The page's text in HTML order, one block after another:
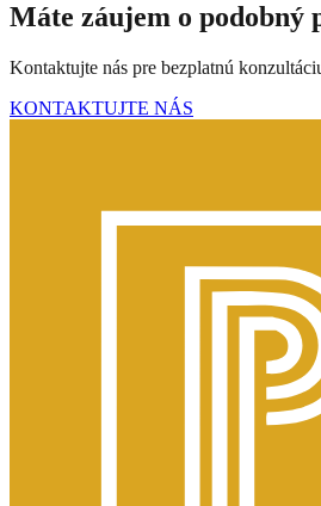
Máte záujem o podobný
Kontaktujte nás pre bezplatnú
KONTAKTUJTE NÁS